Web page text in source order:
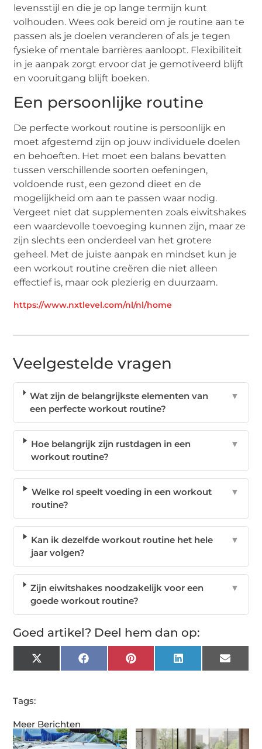
Meer Berichten
levensstijl en die je op lange termijn kunt
volhouden. Wees ook bereid om je routine aan te
passen als je doelen veranderen of als je tegen
fysieke of mentale barrières aanloopt. Flexibiliteit
in je aanpak zorgt ervoor dat je gemotiveerd blijft
en vooruitgang blijft boeken.
Een persoonlijke routine
De perfecte workout routine is persoonlijk en
moet afgestemd zijn op jouw individuele doelen
en behoeften. Het moet een balans bevatten
tussen verschillende soorten oefeningen,
voldoende rust, een gezond dieet en de
mogelijkheid om aan te passen waar nodig.
Vergeet niet dat supplementen zoals eiwitshakes
een waardevolle toevoeging kunnen zijn, maar ze
zijn slechts een onderdeel van het grotere
geheel. Met de juiste aanpak en mindset kun je
een workout routine creëren die niet alleen
effectief is, maar ook plezierig en duurzaam.
https://www.nxtlevel.com/nl/nl/home
Veelgestelde vragen
Wat zijn de belangrijkste elementen van
een perfecte workout routine?
▼
Hoe belangrijk zijn rustdagen in een
workout routine?
▼
Welke rol speelt voeding in een workout
routine?
▼
Kan ik dezelfde workout routine het hele
jaar volgen?
▼
Zijn eiwitshakes noodzakelijk voor een
goede workout routine?
▼
Goed artikel? Deel hem dan op:
X
(Twitter)
FacebookPinterest LinkedIn Email
Tags: